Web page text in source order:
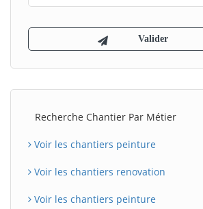
Recherche Chantier Par Métier
Voir les chantiers peinture
Voir les chantiers renovation
Voir les chantiers peinture